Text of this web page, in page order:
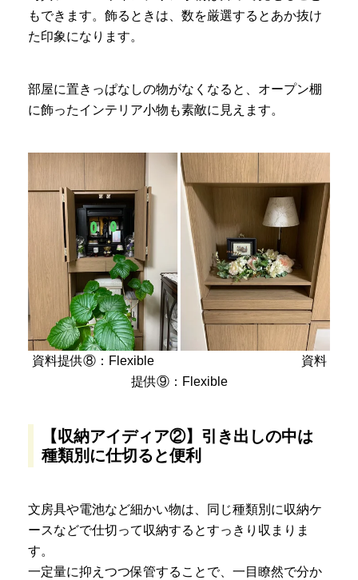
もできます。飾るときは、数を厳選するとあか抜け
た印象になります。
部屋に置きっぱなしの物がなくなると、オープン棚
に飾ったインテリア小物も素敵に見えます。
資料提供⑧：Flexible 資料
提供⑨：Flexible
【収納アイディア②】引き出しの中は
種類別に仕切ると便利
文房具や電池など細かい物は、同じ種類別に収納ケ
ースなどで仕切って収納するとすっきり収まりま
す。
一定量に抑えつつ保管することで、一目瞭然で分か